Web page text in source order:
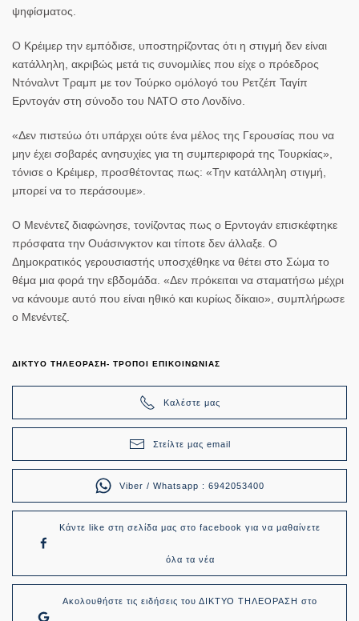
ψηφίσματος.
Ο Κρέιμερ την εμπόδισε, υποστηρίζοντας ότι η στιγμή δεν είναι
κατάλληλη, ακριβώς μετά τις συνομιλίες που είχε ο πρόεδρος
Ντόναλντ Τραμπ με τον Τούρκο ομόλογό του Ρετζέπ Ταγίπ
Ερντογάν στη σύνοδο του ΝΑΤΟ στο Λονδίνο.
«Δεν πιστεύω ότι υπάρχει ούτε ένα μέλος της Γερουσίας που να
μην έχει σοβαρές ανησυχίες για τη συμπεριφορά της Τουρκίας»,
τόνισε ο Κρέιμερ, προσθέτοντας πως: «Την κατάλληλη στιγμή,
μπορεί να το περάσουμε».
Ο Μενέντεζ διαφώνησε, τονίζοντας πως ο Ερντογάν επισκέφτηκε
πρόσφατα την Ουάσινγκτον και τίποτε δεν άλλαξε. Ο
Δημοκρατικός γερουσιαστής υποσχέθηκε να θέτει στο Σώμα το
θέμα μια φορά την εβδομάδα. «Δεν πρόκειται να σταματήσω μέχρι
να κάνουμε αυτό που είναι ηθικό και κυρίως δίκαιο», συμπλήρωσε
ο Μενέντεζ.
ΔΙΚΤΥΟ ΤΗΛΕΟΡΑΣΗ- ΤΡΟΠΟΙ ΕΠΙΚΟΙΝΩΝΙΑΣ
Καλέστε μας
Στείλτε μας email
Viber / Whatsapp : 6942053400
Κάντε like στη σελίδα μας στο facebook για να μαθαίνετε
όλα τα νέα
Ακολουθήστε τις ειδήσεις του ΔΙΚΤΥΟ ΤΗΛΕΟΡΑΣΗ στο